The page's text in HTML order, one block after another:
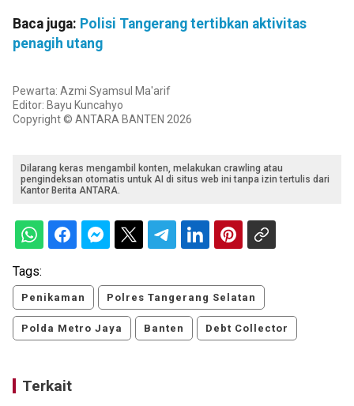
Baca juga: Polisi Tangerang tertibkan aktivitas
penagih utang
Pewarta: Azmi Syamsul Ma'arif
Editor: Bayu Kuncahyo
Copyright © ANTARA BANTEN 2026
Dilarang keras mengambil konten, melakukan crawling atau
pengindeksan otomatis untuk AI di situs web ini tanpa izin tertulis dari
Kantor Berita ANTARA.
Tags:
Penikaman Polres Tangerang Selatan
Polda Metro Jaya Banten Debt Collector
Terkait